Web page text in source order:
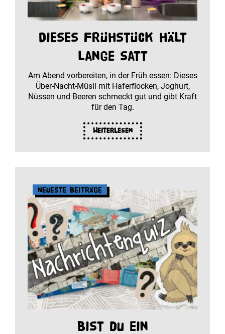
Dieses Frühstück hält
lange satt
Am Abend vorbereiten, in der Früh essen: Dieses
Über-Nacht-Müsli mit Haferflocken, Joghurt,
Nüssen und Beeren schmeckt gut und gibt Kraft
für den Tag.
Weiterlesen
Neueste Beiträge
Bist du ein